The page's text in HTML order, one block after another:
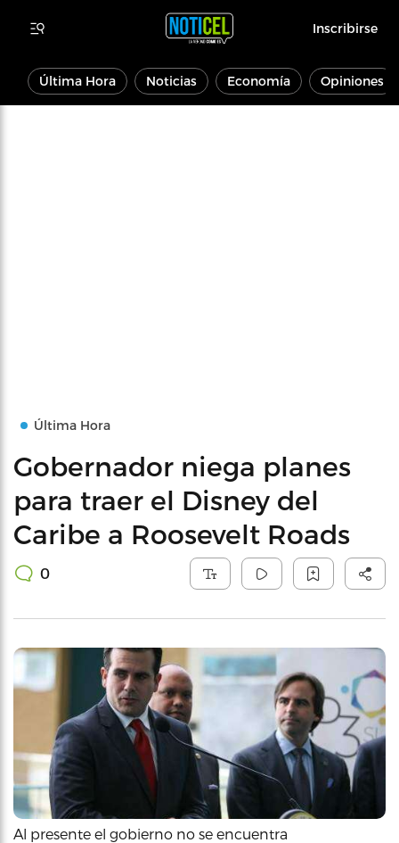
Inscribirse
Última Hora Noticias Economía Opiniones
Última Hora
Gobernador niega planes
para traer el Disney del
Caribe a Roosevelt Roads
0
Al presente el gobierno no se encuentra